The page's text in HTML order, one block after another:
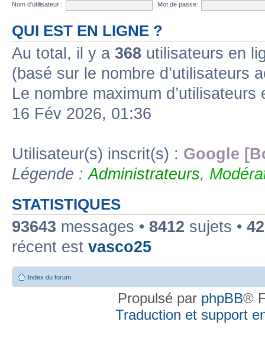
Nom d’utilisateur :
Mot de passe:
QUI EST EN LIGNE ?
Au total, il y a 368 utilisateurs en
(basé sur le nombre d’utilisateurs
Le nombre maximum
16 Fév 2026, 01:36
Utilisateur(s) inscrit(s) : Google
Légende :Administrateurs,
STATISTIQUES
93643 messages • 8412 sujets •
récent est vasco25
Index du forum
Propulsé par phpBB®
Traduction et support